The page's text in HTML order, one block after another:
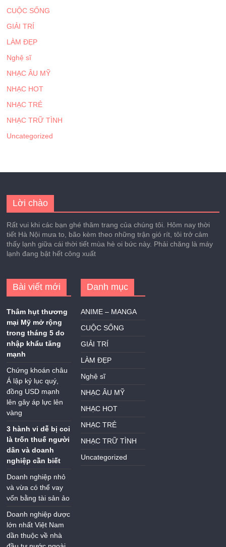
CUỘC SỐNG
GIẢI TRÍ
LÀM ĐẸP
Nghệ sĩ
NHẠC ÂU MỸ
NHẠC HOT
NHẠC TRẺ
NHẠC TRỮ TÌNH
Uncategorized
Lời chào
Rất vui khi các bạn ghé thăm trang của chúng tôi. Hôm nay thời
tiết Hà Nội mưa to, bão kèm theo những trận gió rít, tôi trở cảm
thấy lạnh giữa cái thời tiết mùa hè oi bức này. Phải chăng là máy
lạnh đang bật hết công xuất
Bài viết mới
Thâm hụt thương
mại Mỹ mở rộng
trong tháng 5 do
nhập khẩu tăng
mạnh
Chứng khoán châu
Á lập kỷ lục quý,
đồng USD mạnh
lên gây áp lực lên
vàng
3 hành vi dễ bị coi
là trốn thuế người
dân và doanh
nghiệp cần biết
Doanh nghiệp nhỏ
và vừa có thể vay
vốn bằng tài sản ảo
Doanh nghiệp dược
lớn nhất Việt Nam
dần thuộc về nhà
Danh mục
ANIME – MANGA
CUỘC SỐNG
GIẢI TRÍ
LÀM ĐẸP
Nghệ sĩ
NHẠC ÂU MỸ
NHẠC HOT
NHẠC TRẺ
NHẠC TRỮ TÌNH
Uncategorized